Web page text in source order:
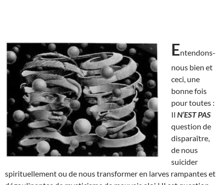
Entendons-
nous bien et
ceci, une
bonne fois
pour toutes :
Il N’EST PAS
question de
disparaître,
de nous
suicider
spirituellement ou de nous transformer en larves rampantes et